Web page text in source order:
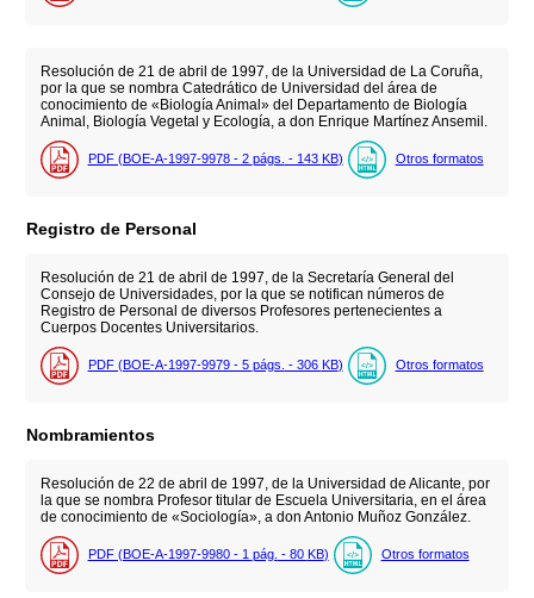
Resolución de 21 de abril de 1997, de la Universidad de La Coruña,
por la que se nombra Catedrático de Universidad del área de
conocimiento de «Biología Animal» del Departamento de Biología
Animal, Biología Vegetal y Ecología, a don Enrique Martínez Ansemil.
PDF (BOE-A-1997-9978 - 2 págs. - 143 KB) Otros formatos
Registro de Personal
Resolución de 21 de abril de 1997, de la Secretaría General del
Consejo de Universidades, por la que se notifican números de
Registro de Personal de diversos Profesores pertenecientes a
Cuerpos Docentes Universitarios.
PDF (BOE-A-1997-9979 - 5 págs. - 306 KB) Otros formatos
Nombramientos
Resolución de 22 de abril de 1997, de la Universidad de Alicante, por
la que se nombra Profesor titular de Escuela Universitaria, en el área
de conocimiento de «Sociología», a don Antonio Muñoz González.
PDF (BOE-A-1997-9980 - 1 pág. - 80 KB) Otros formatos